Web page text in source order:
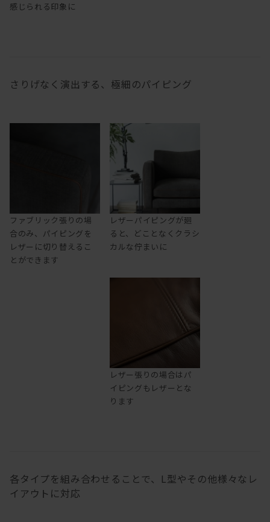
感じられる印象に
さりげなく演出する、極細のパイピング
ファブリック張りの場
合のみ、パイピングを
レザーに切り替えるこ
とができます
レザーパイピングが廻
ると、どことなくクラシ
カルな佇まいに
レザー張りの場合はパ
イピングもレザーとな
ります
各タイプを組み合わせることで、L型やその他様々なレ
イアウトに対応